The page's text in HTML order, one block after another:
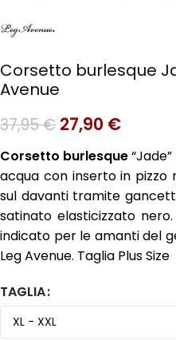
Corsetto burlesque
Avenue
37,95€ 27,90 €
Corsetto burlesque
acqua con inserto in pizzo
sul davanti tramite
satinato elasticizzato
indicato per le amanti del
Leg Avenue. Taglia Plus Size
TAGLIA